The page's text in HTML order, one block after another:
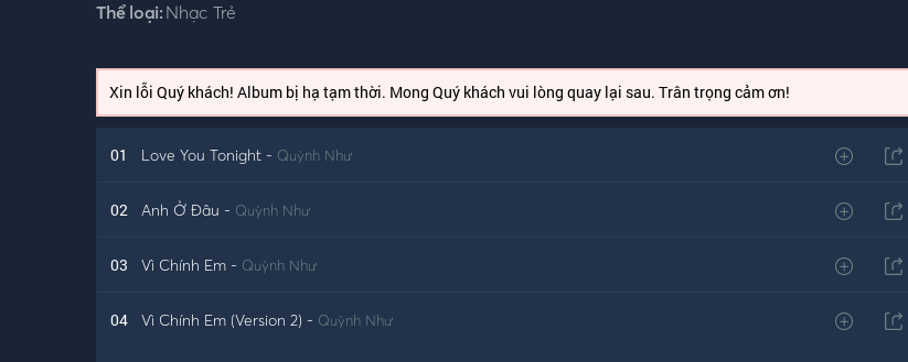
Thể loại: Nhạc Trẻ
Xin lỗi Quý khách! Album bị hạ tạm thời. Mong Quý khách vui lòng quay lại sau. Trân trọng cảm ơn!
01 Love You Tonight - Quỳnh Như
02 Anh Ở Đâu - Quỳnh Như
03 Vì Chính Em - Quỳnh Như
04 Vì Chính Em (Version 2) - Quỳnh Như